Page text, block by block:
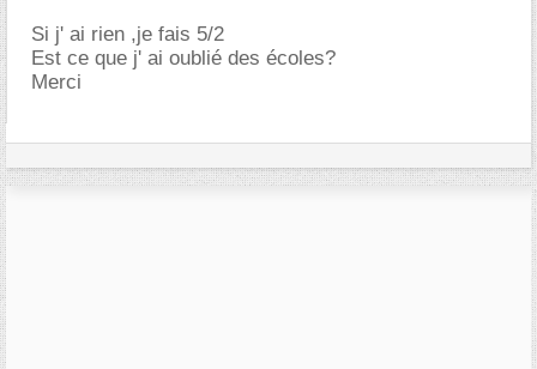
Si j' ai rien ,je fais 5/2
Est ce que j' ai oublié des écoles?
Merci